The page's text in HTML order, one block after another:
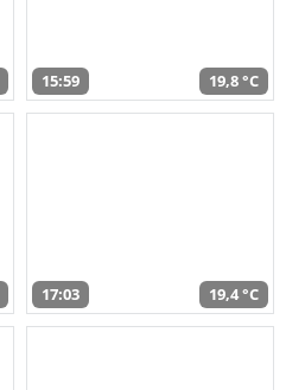
15:59 19,8 °C
17:03 19,4 °C